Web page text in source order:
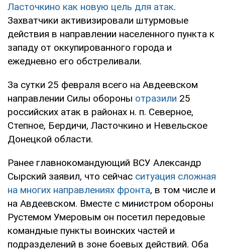
Ласточкино как новую цель для атак.
Захватчики активизировали штурмовые
действия в направлении населенного пункта к
западу от оккупированного города и
ежедневно его обстреливали.
За сутки 25 февраля всего на Авдеевском
направлении Силы обороны отразили 25
российских атак в районах н. п. Северное,
Степное, Бердичи, Ласточкино и Невельское
Донецкой области.
Ранее главнокомандующий ВСУ Александр
Сырский заявил, что сейчас ситуация сложная
на многих направлениях фронта, в том числе и
на Авдеевском. Вместе с министром обороны
Рустемом Умеровым он посетил передовые
командные пункты воинских частей и
подразделений в зоне боевых действий. Оба